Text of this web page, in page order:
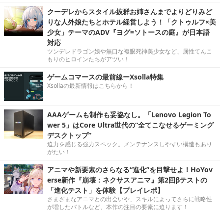
クーデレからスタイル抜群お姉さんまでよりどりみど
りな人外娘たちとホテル経営しよう！「クトゥルフ×美
少女」テーマのADV『ヨグ=ソトースの庭』が日本語
対応
ツンデレドラゴン娘や無口な複眼死神美少女など、属性てんこ
もりのヒロインたちがアツい！
ゲームコマースの最前線ーXsolla特集
Xsollaの最新情報はこちらから！
AAAゲームも制作も妥協なし。「Lenovo Legion To
wer 5」はCore Ultra世代の“全てこなせるゲーミング
デスクトップ”
迫力を感じる強力スペック。メンテナンスしやすい構造もあり
がたい！
アニマや新要素のさらなる“進化”を目撃せよ！HoYov
erse新作『崩壊：ネクサスアニマ』第2回βテストの
「進化テスト」を体験【プレイレポ】
さまざまなアニマとの出会いや、スキルによってさらに戦略性
が増したバトルなど、本作の注目の要素に迫ります！